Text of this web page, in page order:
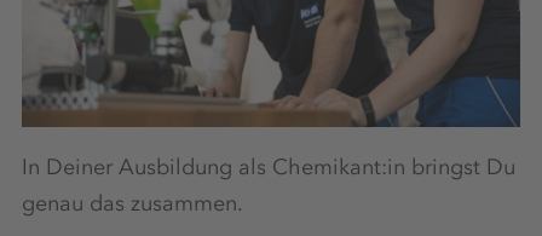
In Deiner Ausbildung als Chemikant:in bringst Du
genau das zusammen.